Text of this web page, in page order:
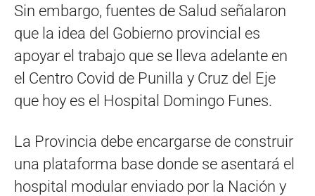
Sin embargo, fuentes de Salud señalaron
que la idea del Gobierno provincial es
apoyar el trabajo que se lleva adelante en
el Centro Covid de Punilla y Cruz del Eje
que hoy es el Hospital Domingo Funes.
La Provincia debe encargarse de construir
una plataforma base donde se asentará el
hospital modular enviado por la Nación y